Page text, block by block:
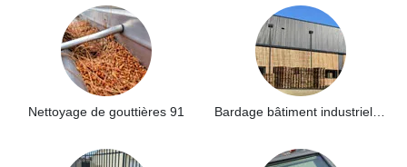
Nettoyage de gouttières 91